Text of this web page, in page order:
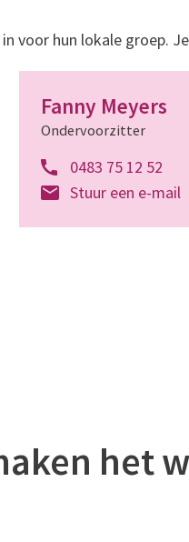
voor hun lokale groep.
Fanny Meyers
Ondervoorzitter
0483 75 12 52
Stuur een e-mail
het